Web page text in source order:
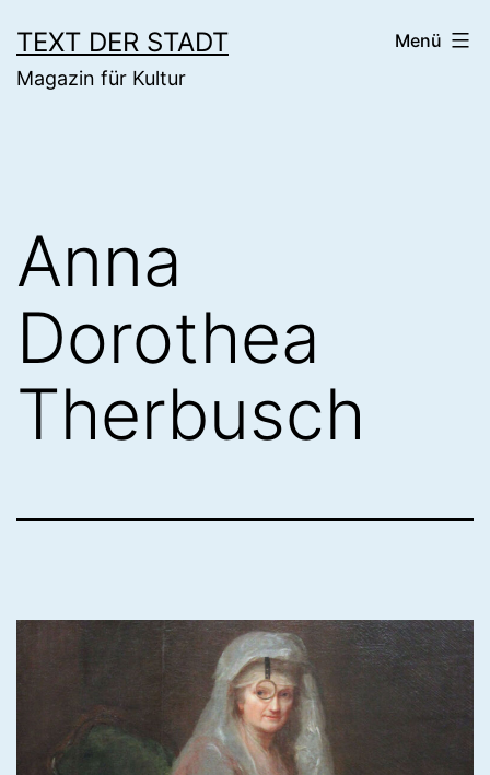
Inhalt
springen
TEXT DER STADT
Magazin für Kultur
Menü
Anna
Dorothea
Therbusch